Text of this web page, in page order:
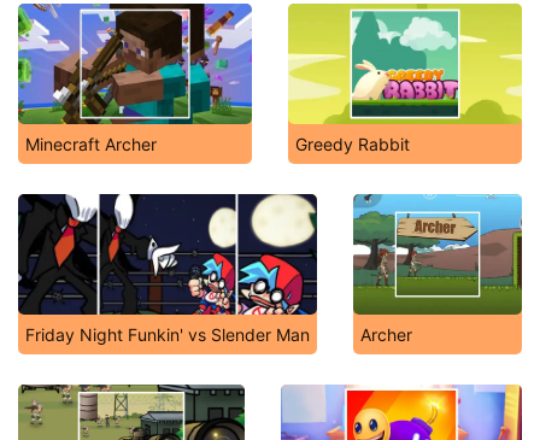
Minecraft Archer Greedy Rabbit
Friday Night Funkin' vs Slender Man Archer